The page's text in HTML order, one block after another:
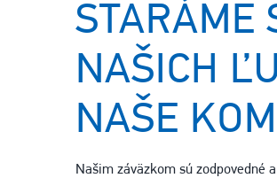
STARÁME
NAŠICH
NAŠE
Našim záväzkom sú zodpovedné